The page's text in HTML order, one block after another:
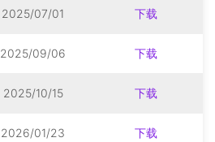
2025/07/01 下载
2025/09/06 下载
2025/10/15 下载
2026/01/23 下载